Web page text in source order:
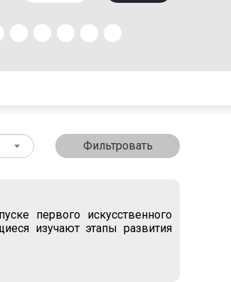
Фильтровать
первого искусственного
изучают этапы развития